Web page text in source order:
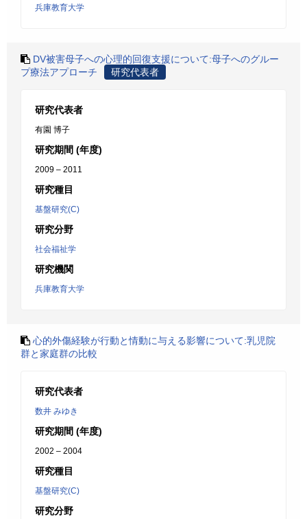
兵庫教育大学
DV被害母子への心理的回復支援について:母子へのグルー
プ療法アプローチ
研究代表者
研究代表者
有園 博子
研究期間 (年度)
2009 – 2011
研究種目
基盤研究(C)
研究分野
社会福祉学
研究機関
兵庫教育大学
心的外傷経験が行動と情動に与える影響について:乳児院
群と家庭群の比較
研究代表者
数井 みゆき
研究期間 (年度)
2002 – 2004
研究種目
基盤研究(C)
研究分野